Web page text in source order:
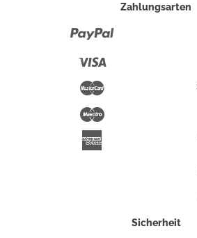
Zahlungsarten
Maestro
Sicherheit